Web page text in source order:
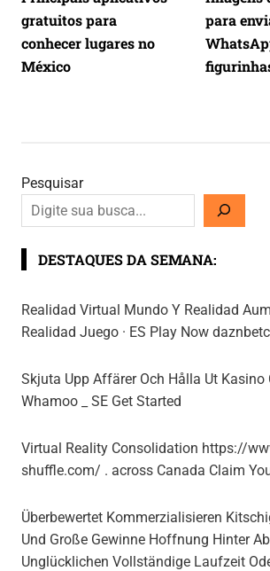
gratuitos para
conhecer lugares no
México
para
Pesquisar
DESTAQUES DA SEMANA:
Realidad Virtual Mundo Y Realidad
Realidad Juego · ES Play Now
Skjuta Upp Affärer Och Hålla Ut Kasino
Whamoo _ SE Get Started
Virtual Reality Consolidation https://
shuffle.com/ . across Canada Claim
Überbewertet Kommerzialisieren
Und Große Gewinne Hoffnung Hinter
Unglücklichen Vollständige Laufzeit